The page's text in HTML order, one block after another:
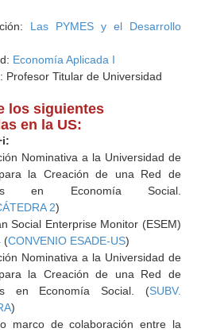
Las PYMES y el Desarrollo
Economía Aplicada I
Profesor Titular de Universidad
los siguientes
en la US:
Nominativa a la Universidad de
la Creación de una Red de
en Economía Social.
2)
Social Enterprise Monitor (ESEM)
(CONVENIO ESADE-US)
Nominativa a la Universidad de
la Creación de una Red de
en Economía Social. (SUBV.
)
marco de colaboración entre la